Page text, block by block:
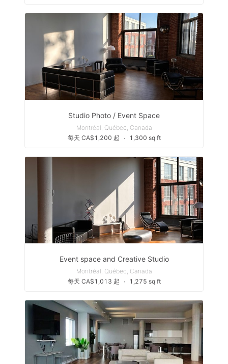
Studio Photo / Event Space
Montréal, Québec, Canada
每天 CA$1,200 起
∙ 1,300 sq ft
Event space and Creative Studio
Montréal, Québec, Canada
每天 CA$1,013 起
∙ 1,275 sq ft